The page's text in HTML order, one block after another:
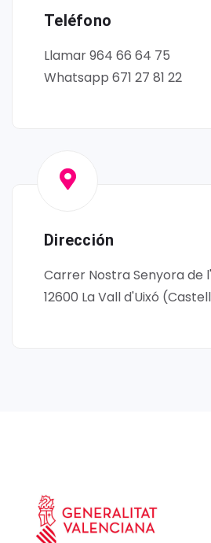
Teléfono
Llamar 964 66 64 75
Whatsapp 671 27 81 22
Dirección
Carrer Nostra Senyora de
12600 La Vall d'Uixó